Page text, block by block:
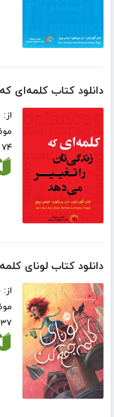
دانلود کتاب کلمه‌ای‌
از:
۷۴ صفحه
دانلود کتاب لونای
از:
۳۷ صفحه